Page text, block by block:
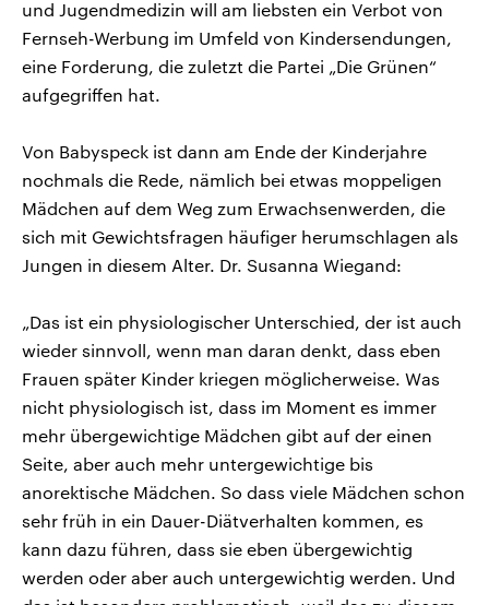
und Jugendmedizin will am liebsten ein Verbot von
Fernseh-Werbung im Umfeld von Kindersendungen,
eine Forderung, die zuletzt die Partei „Die Grünen“
aufgegriffen hat.
Von Babyspeck ist dann am Ende der Kinderjahre
nochmals die Rede, nämlich bei etwas moppeligen
Mädchen auf dem Weg zum Erwachsenwerden, die
sich mit Gewichtsfragen häufiger herumschlagen als
Jungen in diesem Alter. Dr. Susanna Wiegand:
„Das ist ein physiologischer Unterschied, der ist auch
wieder sinnvoll, wenn man daran denkt, dass eben
Frauen später Kinder kriegen möglicherweise. Was
nicht physiologisch ist, dass im Moment es immer
mehr übergewichtige Mädchen gibt auf der einen
Seite, aber auch mehr untergewichtige bis
anorektische Mädchen. So dass viele Mädchen schon
sehr früh in ein Dauer-Diätverhalten kommen, es
kann dazu führen, dass sie eben übergewichtig
werden oder aber auch untergewichtig werden. Und